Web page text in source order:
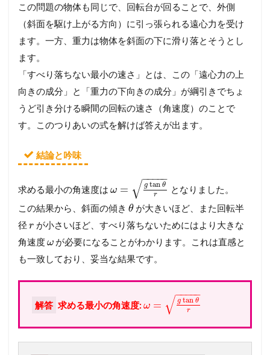
この問題の物体も同じで、回転台が回ることで、外側
（斜面を駆け上がる方向）に引っ張られる遠心力を受け
ます。一方、重力は物体を斜面の下に滑り落とそうとし
ます。
「すべり落ちない最小の速さ」とは、この「遠心力の上
向きの成分」と「重力の下向きの成分」が綱引きでちょ
うど引き分ける瞬間の回転の速さ（角速度）のことで
す。このつりあいの式を解けば答えが出ます。
結論と吟味
求める最小の角速度は ω = g tan θ
r
− −
−−−
√
となりました。
この結果から、斜面の傾き θが大きいほど、また回転半
径 r が小さいほど、すべり落ちないためにはより大きな
角速度ω が必要になることがわかります。これは直感と
も一致しており、妥当な結果です。
解答 求める最小の角速度: ω = g tan θ
r
− −
−−−
√